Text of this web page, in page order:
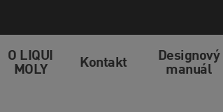
O LIQUI
MOLY
Kontakt
Designový
manuál